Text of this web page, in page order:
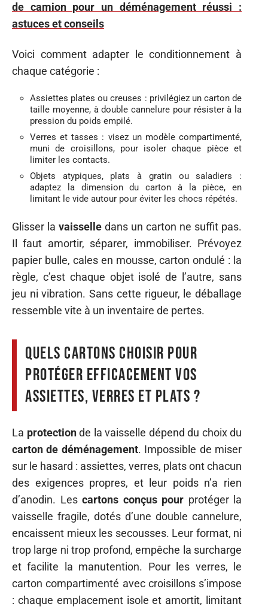
de camion pour un déménagement réussi :
astuces et conseils
Voici comment adapter le conditionnement à
chaque catégorie :
Assiettes plates ou creuses : privilégiez un carton de
taille moyenne, à double cannelure pour résister à la
pression du poids empilé.
Verres et tasses : visez un modèle compartimenté,
muni de croisillons, pour isoler chaque pièce et
limiter les contacts.
Objets atypiques, plats à gratin ou saladiers :
adaptez la dimension du carton à la pièce, en
limitant le vide autour pour éviter les chocs répétés.
Glisser la vaisselle dans un carton ne suffit pas.
Il faut amortir, séparer, immobiliser. Prévoyez
papier bulle, cales en mousse, carton ondulé : la
règle, c’est chaque objet isolé de l’autre, sans
jeu ni vibration. Sans cette rigueur, le déballage
ressemble vite à un inventaire de pertes.
Quels cartons choisir pour
protéger efficacement vos
assiettes, verres et plats ?
La protectionde la vaisselle dépend du choix du
carton de déménagement. Impossible de miser
sur le hasard : assiettes, verres, plats ont chacun
des exigences propres, et leur poids n’a rien
d’anodin. Les cartons conçus pour protéger la
vaisselle fragile, dotés d’une double cannelure,
encaissent mieux les secousses. Leur format, ni
trop large ni trop profond, empêche la surcharge
et facilite la manutention. Pour les verres, le
carton compartimenté avec croisillons s’impose
: chaque emplacement isole et amortit, limitant